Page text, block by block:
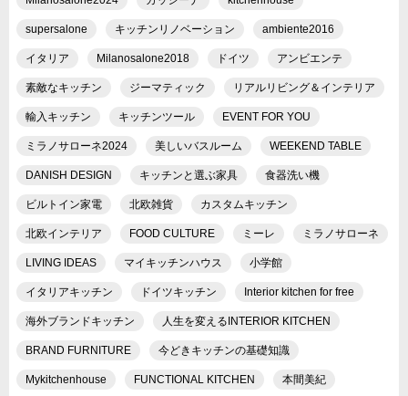
supersalone キッチンリノベーション ambiente2016
イタリア Milanosalone2018 ドイツ アンビエンテ
素敵なキッチン ジーマティック リアルリビング＆インテリア
輸入キッチン キッチンツール EVENT FOR YOU
ミラノサローネ2024 美しいバスルーム WEEKEND TABLE
DANISH DESIGN キッチンと選ぶ家具 食器洗い機
ビルトイン家電 北欧雑貨 カスタムキッチン
北欧インテリア FOOD CULTURE ミーレ ミラノサローネ
LIVING IDEAS マイキッチンハウス 小学館
イタリアキッチン ドイツキッチン Interior kitchen for free
海外ブランドキッチン 人生を変えるINTERIOR KITCHEN
BRAND FURNITURE 今どきキッチンの基礎知識
Mykitchenhouse FUNCTIONAL KITCHEN 本間美紀